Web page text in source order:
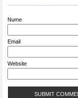
Nume
Email
Website